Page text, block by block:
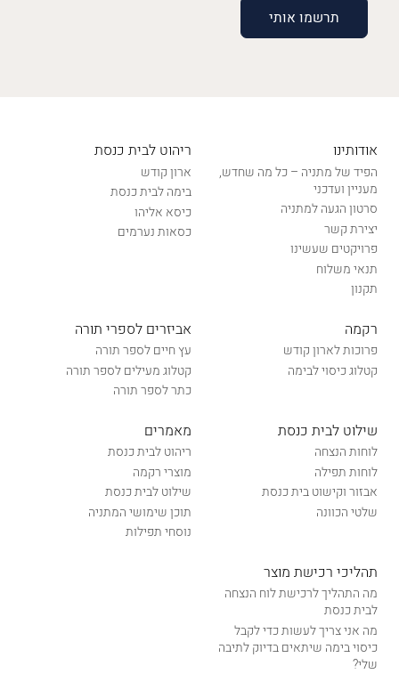
אודותינו
הפיד של מתניה – כל מה שחדש,
מעניין ועדכני
סרטון הגעה למתניה
יצירת קשר
פרויקטים שעשינו
תנאי משלוח
תקנון
ריהוט לבית כנסת
ארון קודש
בימה לבית כנסת
כיסא אליהו
כסאות נערמים
רקמה
פרוכות לארון קודש
קטלוג כיסוי לבימה
אביזרים לספרי תורה
עץ חיים לספר תורה
קטלוג מעילים לספר תורה
כתר לספר תורה
שילוט לבית כנסת
לוחות הנצחה
לוחות תפילה
אבזור וקישוט בית כנסת
שלטי הכוונה
מאמרים
ריהוט לבית כנסת
מוצרי רקמה
שילוט לבית כנסת
תוכן שימושי המתניה
נוסחי תפילות
תהליכי רכישת מוצר
מה התהליך לרכישת לוח הנצחה
לבית כנסת
מה אני צריך לעשות כדי לקבל
כיסוי בימה שיתאים בדיוק לתיבה
שלי?